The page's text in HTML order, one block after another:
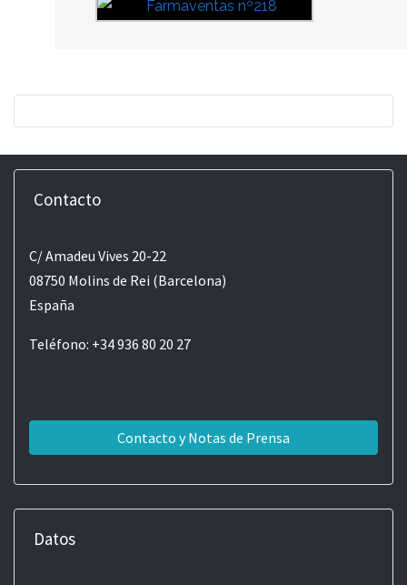
Contacto
C/ Amadeu Vives 20-22
08750 Molins de Rei (Barcelona)
España
Teléfono: +34 936 80 20 27
Contacto y Notas de Prensa
Datos